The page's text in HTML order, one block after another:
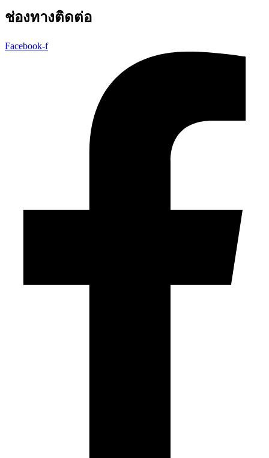
ช่องทางติดต่อ
Facebook-f